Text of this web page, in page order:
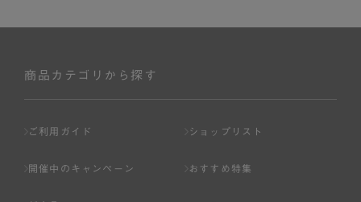
ません。
ページへの入力、または弊社が別途指定する方法に従って
商品カテゴリから探す
ご利用ガイド ショップリスト
開催中のキャンペーン おすすめ特集